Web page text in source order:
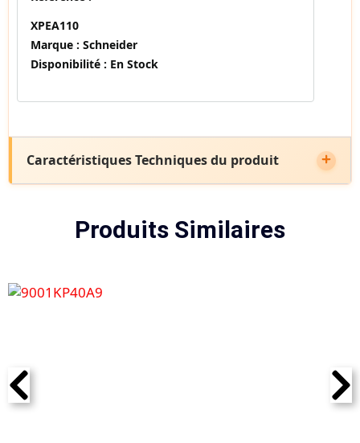
XPEA110
Marque : Schneider
Disponibilité : En Stock
Caractéristiques Techniques du produit
Produits Similaires